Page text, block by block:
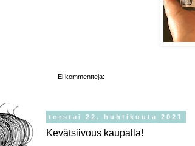
Ei kommentteja:
torstai 22. huhtikuuta 2021
Kevätsiivous kaupalla!